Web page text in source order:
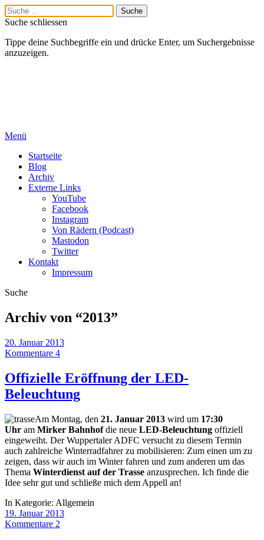
Suche schliessen
Tippe deine Suchbegriffe ein und drücke Enter, um Suchergebnisse
anzuzeigen.
Menü
Startseite
Blog
Archiv
Externe Links
YouTube
Facebook
Instagram
Von Rädern (Podcast)
Mastodon
Twitter
Kontakt
Impressum
Suche
Archiv von “2013”
20. Januar 2013
Kommentare 4
Offizielle Eröffnung der LED-
Beleuchtung
Am Montag, den 21. Januar 2013 wird um 17:30
Uhr am Mirker Bahnhofdie neue LED-Beleuchtung offiziell
eingeweiht. Der Wuppertaler ADFC versucht zu diesem Termin
auch zahlreiche Winterradfahrer zu mobilisieren: Zum einen um zu
zeigen, dass wir auch im Winter fahren und zum anderen um das
Thema Winterdienst auf der Trasse anzusprechen. Ich finde die
Idee sehr gut und schließe mich dem Appell an!
In Kategorie: Allgemein
19. Januar 2013
Kommentare 2